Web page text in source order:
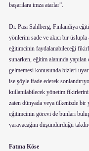
başarılara imza atarlar”.
Dr. Pasi Sahlberg, Finlandiya
yönlerini sade ve akıcı bir üslupla
eğitimcinin faydalanabileceği
sunarken, eğitim alanında
gelmemesi konusunda bizleri
ise şöyle ifade ederek
kullanılabilecek yönetim
zaten dünyada veya ülkenizde
eğitimcinin görevi de bunları
yarayacağını düşündürdüğü
Fatma Köse